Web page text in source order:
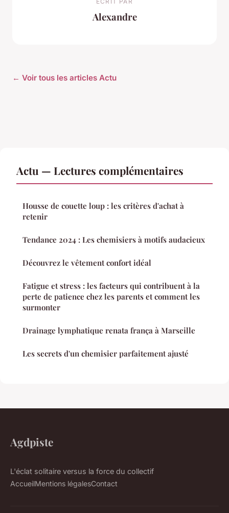
Alexandre
← Voir tous les articles Actu
Actu — Lectures complémentaires
Housse de couette loup : les critères d'achat à
retenir
Tendance 2024 : Les chemisiers à motifs audacieux
Découvrez le vêtement confort idéal
Fatigue et stress : les facteurs qui contribuent à la
perte de patience chez les parents et comment les
surmonter
Drainage lymphatique renata frança à Marseille
Les secrets d'un chemisier parfaitement ajusté
Agdpiste
L'éclat solitaire versus la force du collectif
AccueilMentions légalesContact